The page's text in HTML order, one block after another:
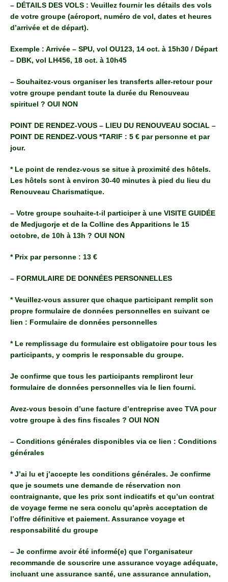
– DÉTAILS DES VOLS : Veuillez fournir les détails des vols
de votre groupe (aéroport, numéro de vol, dates et heures
d’arrivée et de départ).
Exemple : Arrivée – SPU, vol OU123, 14 oct. à 15h30 / Départ
– DBK, vol LH456, 18 oct. à 10h45
– Souhaitez-vous organiser les transferts aller-retour pour
votre groupe pendant toute la durée du Renouveau
spirituel ? OUI NON
POINT DE RENDEZ-VOUS – LIEU DU RENOUVEAU SOCIAL –
POINT DE RENDEZ-VOUS *TARIF : 5 € par personne et par
jour.
* Le point de rendez-vous se situe à proximité des hôtels.
Les hôtels sont à environ 30-40 minutes à pied du lieu du
Renouveau Charismatique.
– Votre groupe souhaite-t-il participer à une VISITE GUIDÉE
de Medjugorje et de la Colline des Apparitions le 15
octobre, de 10h à 13h ? OUI NON
* Prix par personne : 13 €
– FORMULAIRE DE DONNÉES PERSONNELLES
* Veuillez-vous assurer que chaque participant remplit son
propre formulaire de données personnelles en suivant ce
lien : Formulaire de données personnelles
* Le remplissage du formulaire est obligatoire pour tous les
participants, y compris le responsable du groupe.
Je confirme que tous les participants rempliront leur
formulaire de données personnelles via le lien fourni.
Avez-vous besoin d’une facture d’entreprise avec TVA pour
votre groupe à des fins fiscales ? OUI NON
– Conditions générales disponibles via ce lien : Conditions
générales
* J’ai lu et j’accepte les conditions générales. Je confirme
que je soumets une demande de réservation non
contraignante, que les prix sont indicatifs et qu’un contrat
de voyage ferme ne sera conclu qu’après acceptation de
l’offre définitive et paiement. Assurance voyage et
responsabilité du groupe
– Je confirme avoir été informé(e) que l’organisateur
recommande de souscrire une assurance voyage adéquate,
incluant une assurance santé, une assurance annulation,